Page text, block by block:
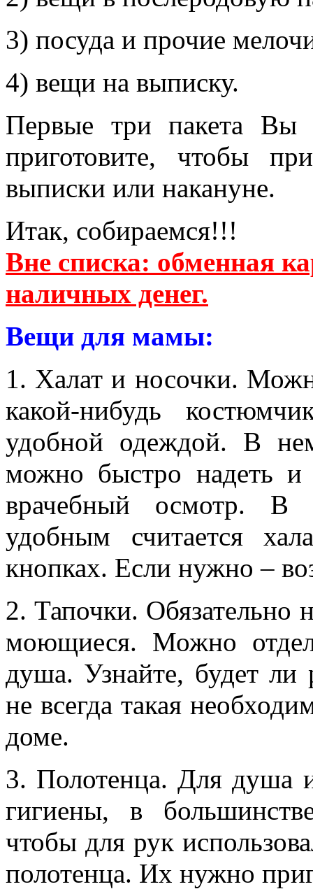
3) посуда и прочие
4) вещи на выписку.
Первые три пакета Вы
приготовите, чтобы
выписки или накануне.
Итак, собираемся!!!
Вне списка: обменная
наличных денег.
Вещи для мамы:
1. Халат и носочки.
какой-нибудь
удобной одеждой. В
можно быстро надеть
врачебный осмотр.
удобным считается
кнопках. Если нужно –
2. Тапочки. Обязательно
моющиеся. Можно
душа. Узнайте, будет ли
не всегда такая
доме.
3. Полотенца. Для душа
гигиены, в
чтобы для рук
полотенца. Их нужно